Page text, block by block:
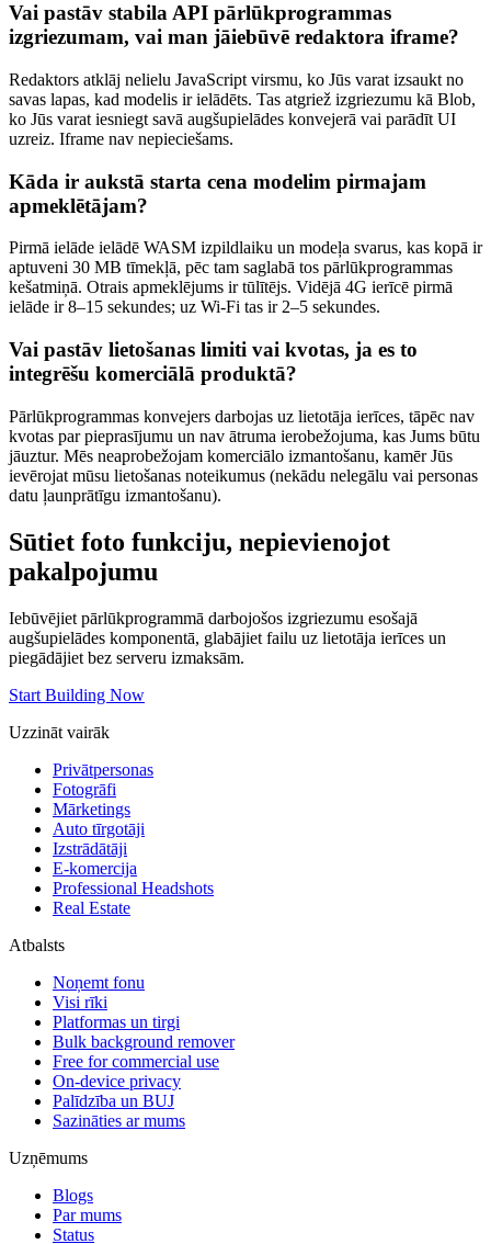
Vai pastāv stabila API pārlūkprogrammas
izgriezumam, vai man jāiebūvē redaktora iframe?
Redaktors atklāj nelielu JavaScript virsmu, ko Jūs varat izsaukt no
savas lapas, kad modelis ir ielādēts. Tas atgriež izgriezumu kā Blob,
ko Jūs varat iesniegt savā augšupielādes konvejerā vai parādīt UI
uzreiz. Iframe nav nepieciešams.
Kāda ir aukstā starta cena modelim pirmajam
apmeklētājam?
Pirmā ielāde ielādē WASM izpildlaiku un modeļa svarus, kas kopā ir
aptuveni 30 MB tīmekļā, pēc tam saglabā tos pārlūkprogrammas
kešatmiņā. Otrais apmeklējums ir tūlītējs. Vidējā 4G ierīcē pirmā
ielāde ir 8–15 sekundes; uz Wi-Fi tas ir 2–5 sekundes.
Vai pastāv lietošanas limiti vai kvotas, ja es to
integrēšu komerciālā produktā?
Pārlūkprogrammas konvejers darbojas uz lietotāja ierīces, tāpēc nav
kvotas par pieprasījumu un nav ātruma ierobežojuma, kas Jums būtu
jāuztur. Mēs neaprobežojam komerciālo izmantošanu, kamēr Jūs
ievērojat mūsu lietošanas noteikumus (nekādu nelegālu vai personas
datu ļaunprātīgu izmantošanu).
Sūtiet foto funkciju, nepievienojot
pakalpojumu
Iebūvējiet pārlūkprogrammā darbojošos izgriezumu esošajā
augšupielādes komponentā, glabājiet failu uz lietotāja ierīces un
piegādājiet bez serveru izmaksām.
Start Building Now
Uzzināt vairāk
Privātpersonas
Fotogrāfi
Mārketings
Auto tīrgotāji
Izstrādātāji
E-komercija
Professional Headshots
Real Estate
Atbalsts
Noņemt fonu
Visi rīki
Platformas un tirgi
Bulk background remover
Free for commercial use
On-device privacy
Palīdzība un BUJ
Sazināties ar mums
Uzņēmums
Blogs
Par mums
Status